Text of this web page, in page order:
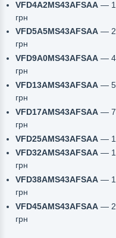
VFD4A2MS43AFSAA—
грн
VFD5A5MS43AFSAA—
грн
VFD9A0MS43AFSAA—
грн
VFD13AMS43AFSAA—
грн
VFD17AMS43AFSAA—
грн
VFD25AMS43AFSAA—
VFD32AMS43AFSAA—
грн
VFD38AMS43AFSAA—
грн
VFD45AMS43AFSAA—
грн